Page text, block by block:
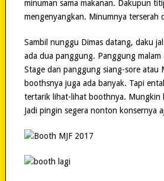
minuman sama makanan. Dakupun
mengenyangkan. Minumnya terserah
Sambil nunggu Dimas datang, daku
ada dua panggung. Panggung malam
Stage dan panggung siang-sore atau
boothsnya juga ada banyak. Tapi
tertarik lihat-lihat boothnya. Mungkin
Jadi pingin segera nonton konsernya